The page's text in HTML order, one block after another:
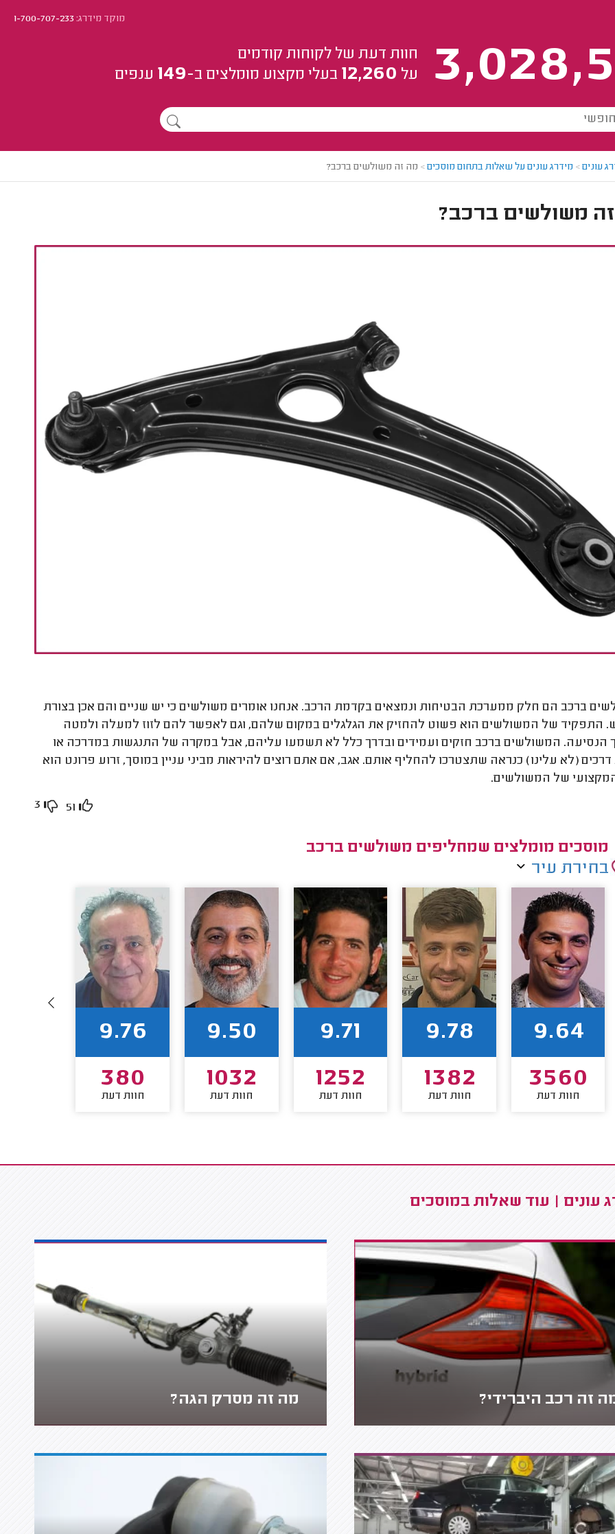
מוקד מידרג:1-700-707-233
חוות דעת של לקוחות קודמים
על 12,260 בעלי מקצוע מומלצים ב-149 ענפים
עונים> מידרג עונים על שאלות בתחום מוסכים> מה זה משולשים ברכב?
משולשים ברכב?
ברכב הם חלק ממערכת הבטיחות ונמצאים בקדמת הרכב. אנחנו אומרים משולשים כי יש שניים והם אכן בצורת
התפקיד של המשולשים הוא פשוט להחזיק את הגלגלים במקום שלהם, וגם לאפשר להם לזוז למעלה ולמטה
הנסיעה. המשולשים ברכב חזקים ועמידים ובדרך כלל לא תשמעו עליהם, אבל במקרה של התנגשות במדרכה או
(לא עלינו) כנראה שתצטרכו להחליף אותם. אגב, אם אתם רוצים להיראות מביני עניין במוסך, זרוע פרונט הוא
של המשולשים.
51
3
מוסכים מומלצים שמחליפים משולשים ברכב
בחירת עיר
9.64
3560
חוות דעת
9.78
1382
חוות דעת
9.71
1252
חוות דעת
9.50
1032
חוות דעת
9.76
380
חוות דעת
עונים | עוד שאלות במוסכים
זה רכב היברידי? מה זה מסרק הגה?